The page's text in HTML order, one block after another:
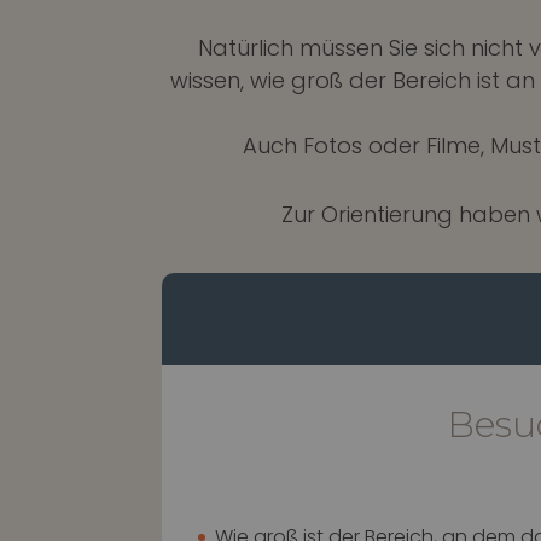
Natürlich müssen Sie sich
wissen, wie groß der Bereich ist
Auch Fotos oder Filme,
Zur Orientierung haben